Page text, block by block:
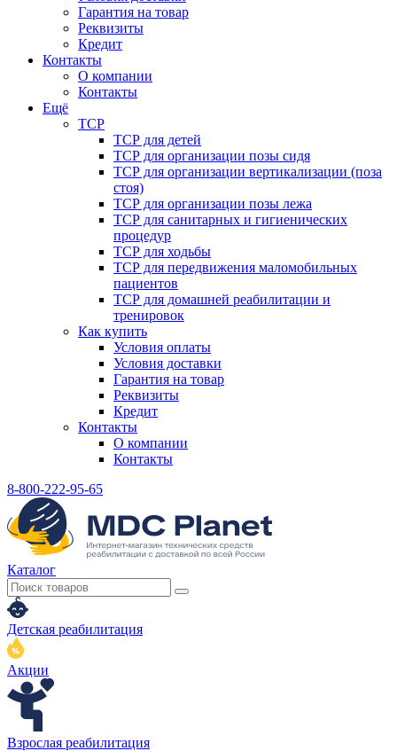
Гарантия на товар
Реквизиты
Кредит
Контакты
О компании
Контакты
Ещё
ТСР
ТСР для детей
ТСР для организации позы сидя
ТСР для организации вертикализации (поза
стоя)
ТСР для организации позы лежа
ТСР для санитарных и гигиенических
процедур
ТСР для ходьбы
ТСР для передвижения маломобильных
пациентов
ТСР для домашней реабилитации и
тренировок
Как купить
Условия оплаты
Условия доставки
Гарантия на товар
Реквизиты
Кредит
Контакты
О компании
Контакты
8-800-222-95-65
Каталог
Детская реабилитация
Акции
Взрослая реабилитация